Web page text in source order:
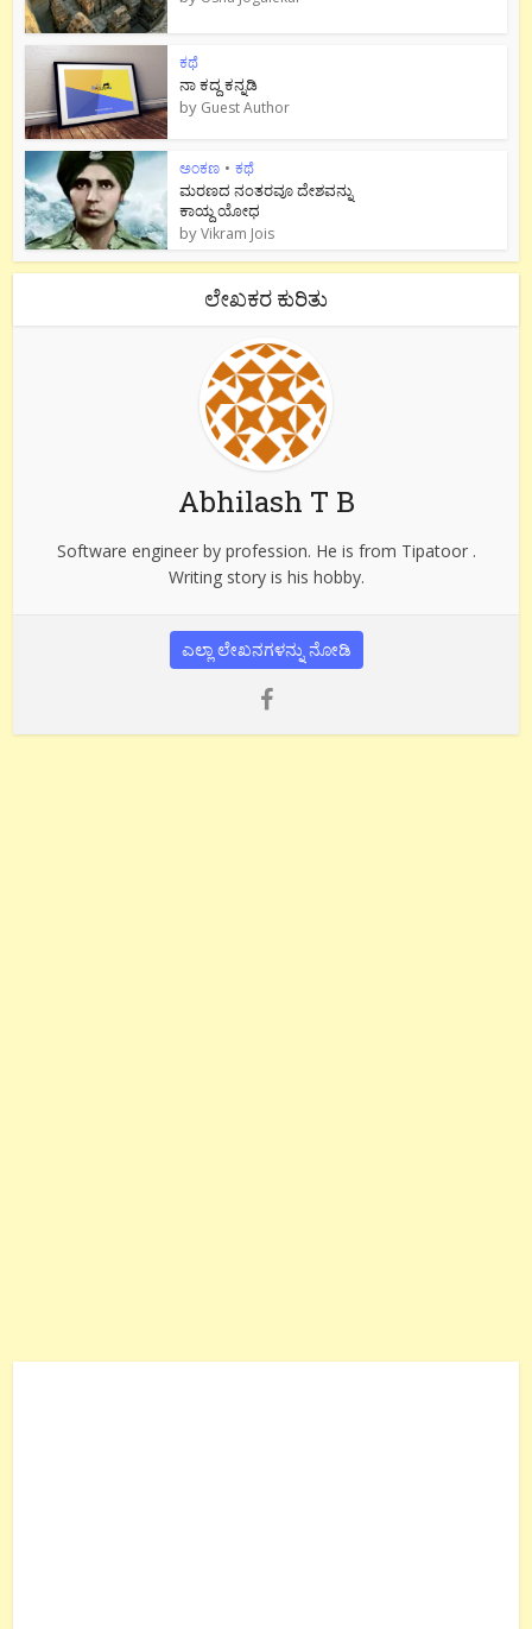
ಕಥೆ
ನಾ ಕದ್ದ ಕನ್ನಡಿ
by Guest Author
ಅಂಕಣ • ಕಥೆ
ಮರಣದ ನಂತರವೂ ದೇಶವನ್ನು
ಕಾಯ್ದ ಯೋಧ
byVikram Jois
ಲೇಖಕರ ಕುರಿತು
Abhilash T B
Software engineer by profession. He is from Tipatoor .
Writing story is his hobby.
ಎಲ್ಲಾ ಲೇಖನಗಳನ್ನು ನೋಡಿ